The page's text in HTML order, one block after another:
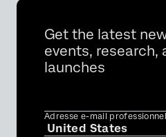
Get the latest
events, research,
launches
Adresse e-mail